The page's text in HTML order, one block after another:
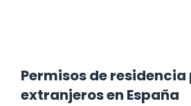
Permisos de
extranjeros en España